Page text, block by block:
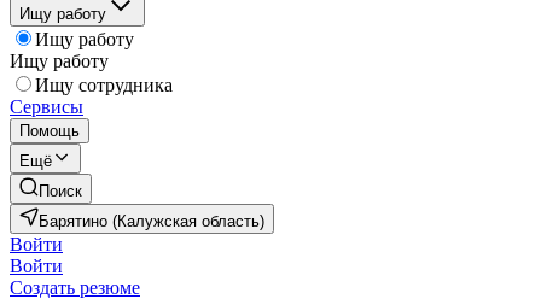
Ищу работу
Ищу работу
Ищу работу
Ищу сотрудника
Сервисы
Помощь
Ещё
Поиск
Барятино (Калужская область)
Войти
Войти
Создать резюме